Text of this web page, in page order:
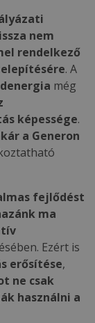
nem
rendelkező
. A
még
képessége.
a Generon
fejlődést
ma
Ezért is
erősítése,
ne csak
használni a